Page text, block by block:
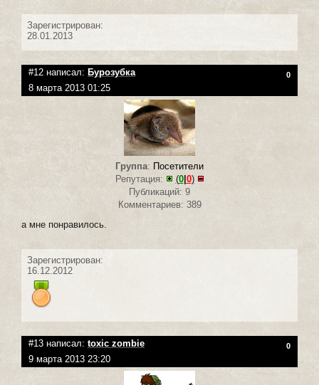
Зарегистрирован:
28.01.2013
#12 написал: Бурозубка 0
8 марта 2013 01:25
Группа: Посетители
Репутация:
(0| 0)
Публикаций: 9
Комментариев: 389
а мне понравилось.
Зарегистрирован:
16.12.2012
#13 написал: toxic zombie 0
9 марта 2013 23:20